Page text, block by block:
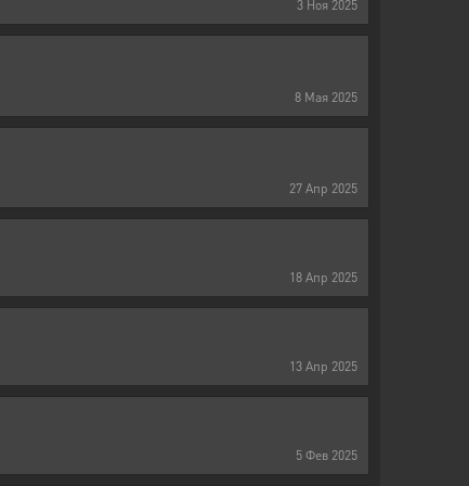
3 Ноя 2025
8 Мая 2025
27 Апр 2025
18 Апр 2025
13 Апр 2025
5 Фев 2025